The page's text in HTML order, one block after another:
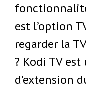
est l’option
regarder la
? Kodi TV
d’extension